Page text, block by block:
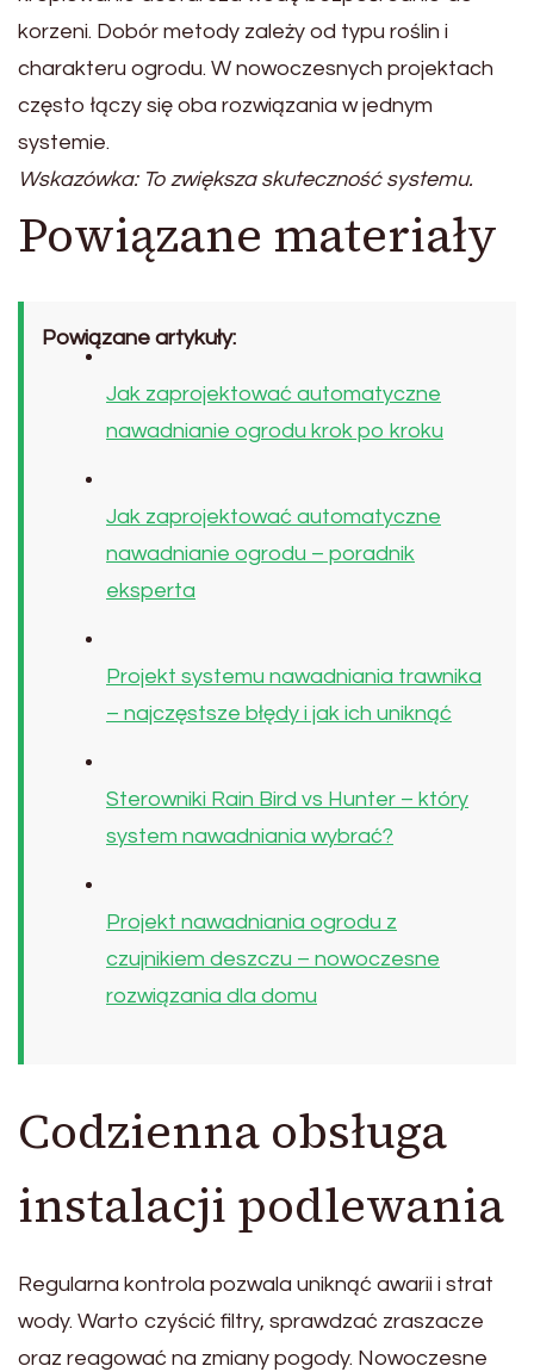
korzeni. Dobór metody zależy od typu roślin i
charakteru ogrodu. W nowoczesnych projektach
często łączy się oba rozwiązania w jednym
systemie.
Wskazówka: To zwiększa skuteczność systemu.
Powiązane materiały
Powiązane artykuły:
Jak zaprojektować automatyczne
nawadnianie ogrodu krok po kroku
Jak zaprojektować automatyczne
nawadnianie ogrodu – poradnik
eksperta
Projekt systemu nawadniania trawnika
– najczęstsze błędy i jak ich uniknąć
Sterowniki Rain Bird vs Hunter – który
system nawadniania wybrać?
Projekt nawadniania ogrodu z
czujnikiem deszczu – nowoczesne
rozwiązania dla domu
Codzienna obsługa
instalacji podlewania
Regularna kontrola pozwala uniknąć awarii i strat
wody. Warto czyścić filtry, sprawdzać zraszacze
oraz reagować na zmiany pogody. Nowoczesne